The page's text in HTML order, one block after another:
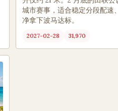
城市赛事，适合稳定分段配速
净拿下波马达标。
2027-02-28 31,970